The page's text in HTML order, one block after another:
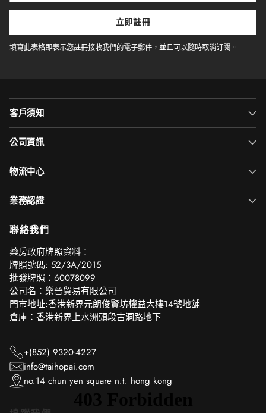
電
郵
件
立即註冊
填寫此表格即表示您註冊接收我們的電子郵件，並且可以隨時取消訂閱。
客戶須知
公司資訊
物流中心
業務認證
聯絡我們
‎藥房政府牌照資料：
牌照號碼: 52/3A/2015
批發牌照：60078099
公司名：樂晉貿易有限公司
門市地址:香港新界元朗俊賢坊權益大樓14號地舖
倉庫：香港新界上水洲頭段古洞路地下
+(852) 9320-4227
info@taihopai.com
no.14 chun yen square n.t. hong kong